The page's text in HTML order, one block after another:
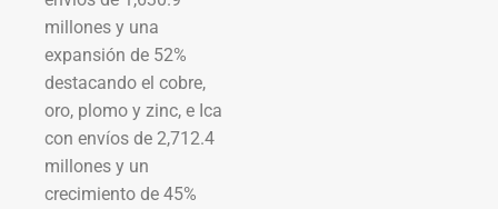
millones y una
expansión de 52%
destacando el cobre,
oro, plomo y zinc, e Ica
con envíos de 2,712.4
millones y un
crecimiento de 45%